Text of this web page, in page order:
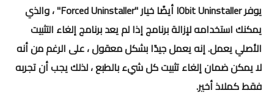
يوفر IObit Uninstaller أيضًا خيار "Forced Uninstaller" ، والذي
يمكنك استخدامه لإزالة برنامج إذا لم يعد برنامج إلغاء التثبيت
الأصلي يعمل. إنه يعمل جيدًا بشكل معقول ، على الرغم من أنه
لا يمكن ضمان إلغاء تثبيت كل شيء بالطبع ، لذلك يجب أن تجربه
فقط كملاذ أخير.